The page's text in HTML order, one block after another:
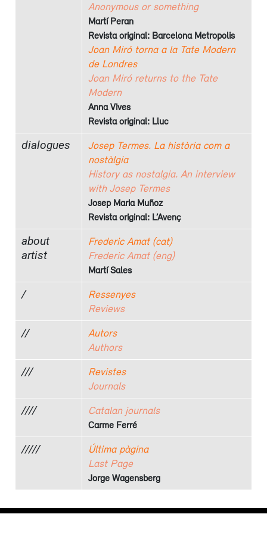
Anonymous or something
Martí Peran
Revista original: Barcelona Metropolis
Joan Miró torna a la Tate Modern
de Londres
Joan Miró returns to the Tate
Modern
Anna Vives
Revista original: Lluc
dialogues
Josep Termes. La història com a
nostàlgia
History as nostalgia. An interview
with Josep Termes
Josep Maria Muñoz
Revista original: L’Avenç
about
artist
Frederic Amat (cat)
Frederic Amat (eng)
Martí Sales
/
Ressenyes
Reviews
//
Autors
Authors
///
Revistes
Journals
//// Catalan journals
Carme Ferré
/////
Última pàgina
Last Page
Jorge Wagensberg